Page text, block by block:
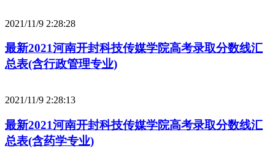
2021/11/9 2:28:28
最新2021河南开封科技传媒学院高考录取分数线汇
总表(含行政管理专业)
2021/11/9 2:28:13
最新2021河南开封科技传媒学院高考录取分数线汇
总表(含药学专业)